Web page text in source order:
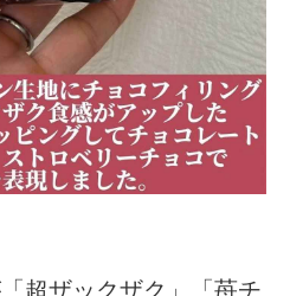
超ザックザク」「苺チ